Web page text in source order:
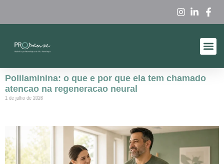
Polilaminina: o que e por que ela tem chamado
atencao na regeneracao neural
1 de julho de 2026